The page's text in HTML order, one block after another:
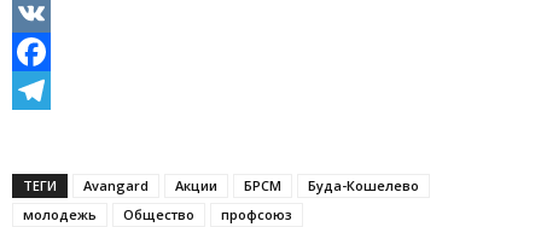
Odnoklassniki
VK
Facebook
ТЕГИ Avаngard Акции БРСМ
Буда-Кошелево
молодежь
Общество профсоюз